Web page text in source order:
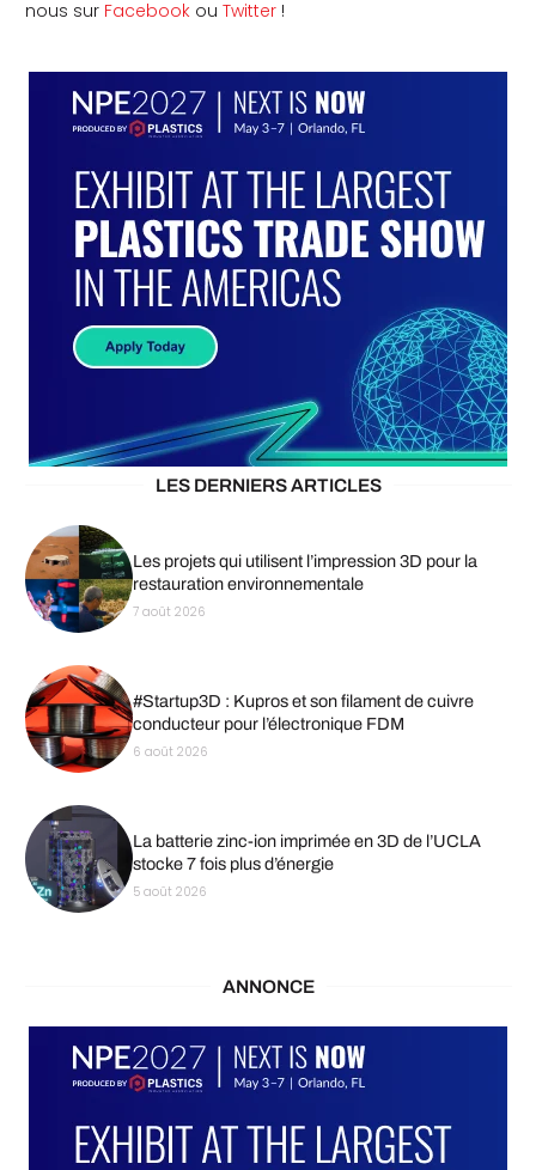
nous sur Facebookou Twitter!
LES DERNIERS ARTICLES
Les projets qui utilisent l’impression 3D pour la
restauration environnementale
7 août 2026
#Startup3D : Kupros et son filament de cuivre
conducteur pour l’électronique FDM
6 août 2026
La batterie zinc-ion imprimée en 3D de l’UCLA
stocke 7 fois plus d’énergie
5 août 2026
ANNONCE